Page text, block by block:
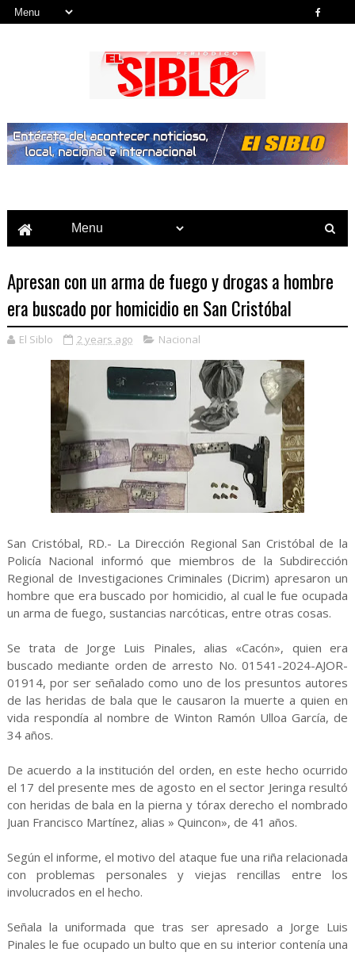
Apresan con un arma de fuego y drogas a hombre
era buscado por homicidio en San Cristóbal
El Siblo 2 years ago Nacional
San Cristóbal, RD.- La Dirección Regional San Cristóbal de la
Policía Nacional informó que miembros de la Subdirección
Regional de Investigaciones Criminales (Dicrim) apresaron un
hombre que era buscado por homicidio, al cual le fue ocupada
un arma de fuego, sustancias narcóticas, entre otras cosas.
Se trata de Jorge Luis Pinales, alias «Cacón», quien era
buscado mediante orden de arresto No. 01541-2024-AJOR-
01914, por ser señalado como uno de los presuntos autores
de las heridas de bala que le causaron la muerte a quien en
vida respondía al nombre de Winton Ramón Ulloa García, de
34 años.
De acuerdo a la institución del orden, en este hecho ocurrido
el 17 del presente mes de agosto en el sector Jeringa resultó
con heridas de bala en la pierna y tórax derecho el nombrado
Juan Francisco Martínez, alias » Quincon», de 41 años.
Según el informe, el motivo del ataque fue una riña relacionada
con problemas personales y viejas rencillas entre los
involucrados en el hecho.
Señala la uniformada que tras ser apresado a Jorge Luis
Pinales le fue ocupado un bulto que en su interior contenía una